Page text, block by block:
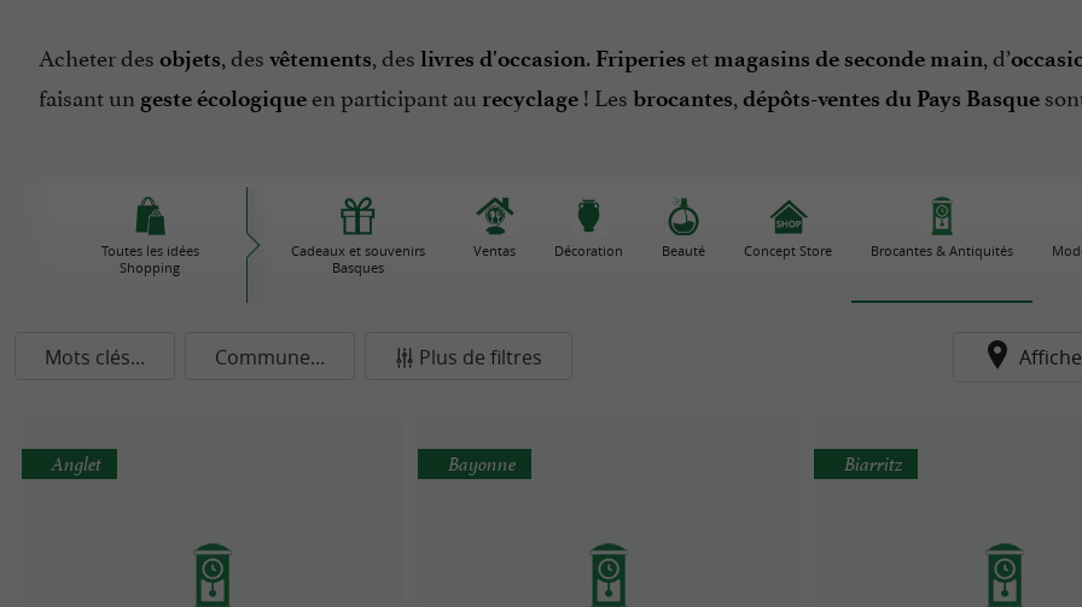
Acheter des objets, des vêtements, des livres d'occasion. Friperies et magasins de seconde main, d’
faisant un geste écologique en participant au recyclage ! Les brocantes, dépôts-ventes du Pays Basque
Toutes les idées
Shopping
Cadeaux et souvenirs
Basques
Ventas Décoration Beauté Concept Store Brocantes & Antiquités
Mots clés... Commune... Plus de filtres
Anglet Bayonne Biarritz